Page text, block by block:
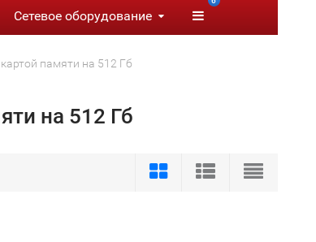
Сетевое оборудование
памяти на 512 Гб
на 512 Гб